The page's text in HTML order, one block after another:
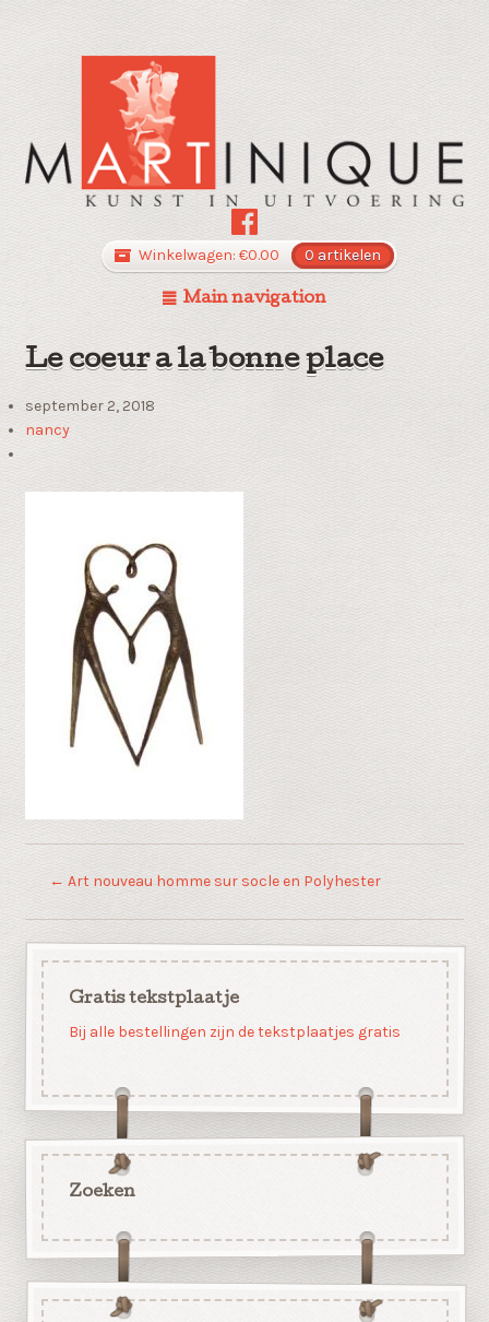
Winkelwagen: €0.00 0 artikelen
Main navigation
Le coeur a la bonne place
september 2, 2018
nancy
← Art nouveau homme sur socle en Polyhester
Gratis tekstplaatje
Bij alle bestellingen zijn de tekstplaatjes gratis
Zoeken